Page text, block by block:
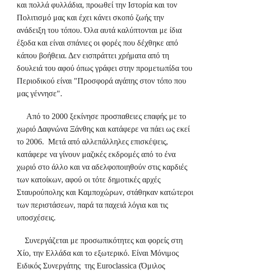
και πολλά φυλλάδια, προωθεί την Ιστορία και τον
Πολιτισμό μας και έχει κάνει σκοπό ζωής την
ανάδειξη του τόπου. Όλα αυτά καλύπτονται με ίδια
έξοδα και είναι σπάνιες οι φορές που δέχθηκε από
κάπου βοήθεια. Δεν εισπράττει χρήματα από τη
δουλειά του αφού όπως γράφει στην προμετωπίδα του
Περιοδικού είναι "Προσφορά αγάπης στον τόπο που
μας γέννησε".
Από το 2000 ξεκίνησε προσπαθειες επαφής με το
χωριό Δαφνώνα Ξάνθης και κατάφερε να πάει ως εκεί
το 2006. Μετά από αλλεπάλληλες επισκέψεις,
κατάφερε να γίνουν μαζικές εκδρομές από το ένα
χωριό στο άλλο και να αδελφοποιηθούν στις καρδιές
των κατοίκων, αφού οι τότε δημοτικές αρχές
Σταυρούπολης και Καμποχώρων, στάθηκαν κατώτεροι
των περιστάσεων, παρά τα παχειά λόγια και τις
υποσχέσεις.
Συνεργάζεται με προσωπικότητες και φορείς στη
Χίο, την Ελλάδα και το εξωτερικό. Είναι Μόνιμος
Ειδικός Συνεργάτης της Euroclassica (Όμιλος